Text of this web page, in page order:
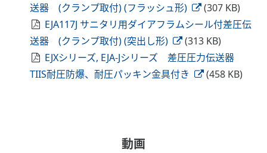
送器 (クランプ取付) (フラッシュ形)
(307 KB)
EJA117J サニタリ用ダイアフラムシール付差圧伝
送器 (クランプ取付) (突出し形)
(313 KB)
EJXシリーズ, EJA-Jシリーズ 差圧圧力伝送器
TIIS耐圧防爆、耐圧パッキン金具付き
(458 KB)
動画